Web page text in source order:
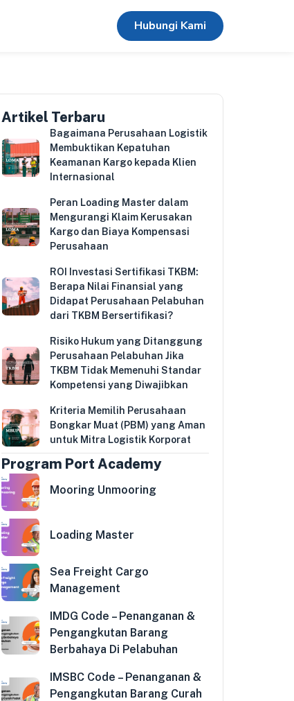
Hubungi Kami
Artikel Terbaru
Bagaimana Perusahaan Logistik
Membuktikan Kepatuhan
Keamanan Kargo kepada Klien
Internasional
Peran Loading Master dalam
Mengurangi Klaim Kerusakan
Kargo dan Biaya Kompensasi
Perusahaan
ROI Investasi Sertifikasi TKBM:
Berapa Nilai Finansial yang
Didapat Perusahaan Pelabuhan
dari TKBM Bersertifikasi?
Risiko Hukum yang Ditanggung
Perusahaan Pelabuhan Jika
TKBM Tidak Memenuhi Standar
Kompetensi yang Diwajibkan
Kriteria Memilih Perusahaan
Bongkar Muat (PBM) yang Aman
untuk Mitra Logistik Korporat
Program Port Academy
Mooring Unmooring
Loading Master
Sea Freight Cargo
Management
IMDG Code – Penanganan &
Pengangkutan Barang
Berbahaya Di Pelabuhan
IMSBC Code – Penanganan &
Pengangkutan Barang Curah